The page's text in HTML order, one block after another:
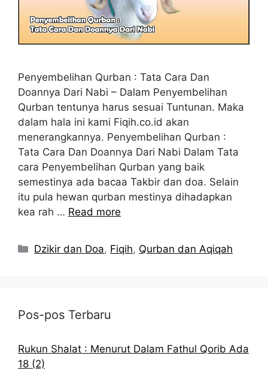
Penyembelihan Qurban : Tata Cara Dan
Doannya Dari Nabi – Dalam Penyembelihan
Qurban tentunya harus sesuai Tuntunan. Maka
dalam hala ini kami Fiqih.co.id akan
menerangkannya. Penyembelihan Qurban :
Tata Cara Dan Doannya Dari Nabi Dalam Tata
cara Penyembelihan Qurban yang baik
semestinya ada bacaa Takbir dan doa. Selain
itu pula hewan qurban mestinya dihadapkan
kea rah … Read more
Kategori
Dzikir dan Doa, Fiqih, Qurban dan Aqiqah
Pos-pos Terbaru
Rukun Shalat : Menurut Dalam Fathul Qorib Ada
18 (2)